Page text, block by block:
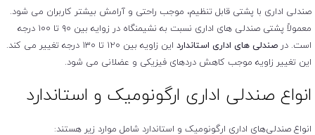
صندلی اداری با پشتی قابل تنظیم، موجب راحتی و آرامش بیشتر کاربران می شود.
معمولاً پشتی صندلی های اداری نسبت به نشیمنگاه در زوایه بین ۹۰ تا ۱۰۰ درجه
است. در صندلی های اداری استاندارد
این زاویه بین ۱۲۰ تا ۱۳۰ درجه تغییر می کند.
این تغییر زاویه موجب کاهش دردهای فیزیکی و عضلانی می شود.
انواع صندلی اداری ارگونومیک و استاندارد
انواع صندلی‌های اداری ارگونومیک و استاندارد شامل موارد زیر هستند: